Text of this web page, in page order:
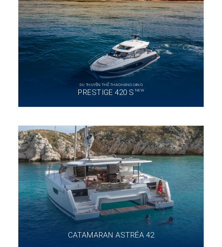
DU THUYỀN THỂ THAO HẠNG SANG
PRESTIGE 420 SNEW
CATAMARAN ASTRÉA 42